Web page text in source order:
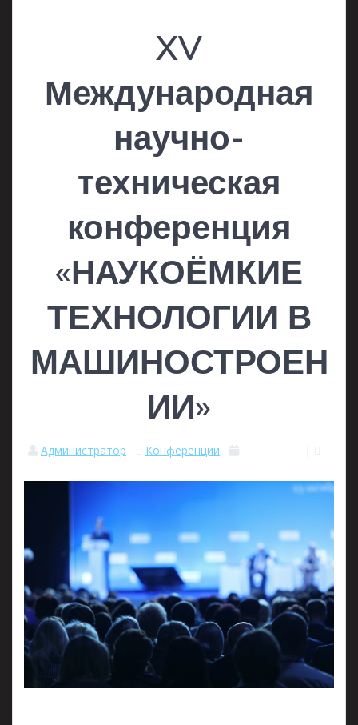
XV
Международная
научно-
техническая
конференция
«НАУКОЁМКИЕ
ТЕХНОЛОГИИ В
МАШИНОСТРОЕН
ИИ»
Администратор Конференции |